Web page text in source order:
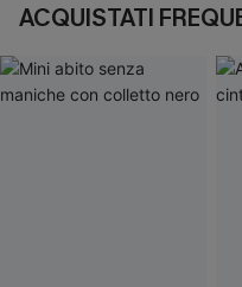
ACQUISTATI